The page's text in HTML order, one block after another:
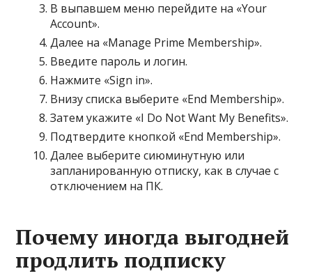
В выпавшем меню перейдите на «Your
Account».
Далее на «Manage Prime Membership».
Введите пароль и логин.
Нажмите «Sign in».
Внизу списка выберите «End Membership».
Затем укажите «I Do Not Want My Benefits».
Подтвердите кнопкой «End Membership».
Далее выберите сиюминутную или
запланированную отписку, как в случае с
отключением на ПК.
Почему иногда выгодней
продлить подписку